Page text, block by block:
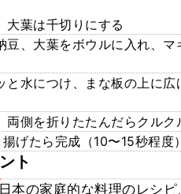
葉は千切りにする
、大葉をボウルに入れ、マ
水につけ、まな板の上に広
側を折りたたんだらクルク
げたら完成（10〜15秒程度）
ト
の家庭的な料理のレシピ